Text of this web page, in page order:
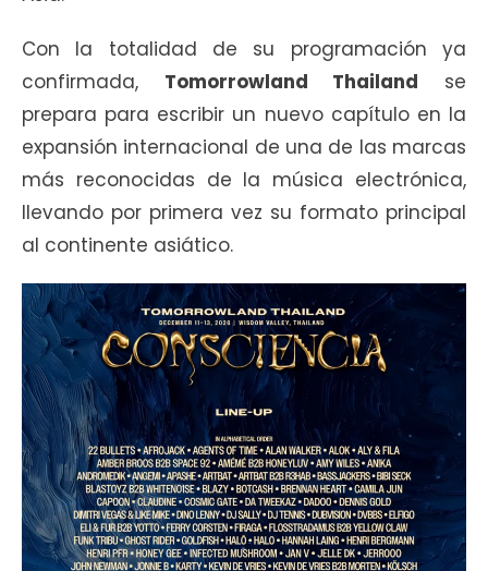
Con la totalidad de su programación ya
confirmada, Tomorrowland Thailand se
prepara para escribir un nuevo capítulo en la
expansión internacional de una de las marcas
más reconocidas de la música electrónica,
llevando por primera vez su formato principal
al continente asiático.